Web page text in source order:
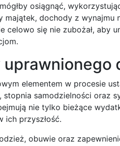
osiągnąć,
dochody z wynajmu
się nie zubożał, aby
elementem w procesie
samodzielności oraz
nie tylko bieżące
ich przyszłość.
obuwie oraz